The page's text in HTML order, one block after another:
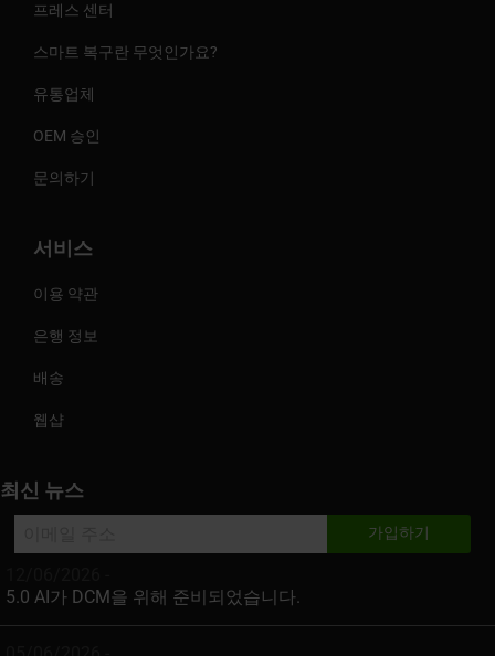
프레스 센터
스마트 복구란 무엇인가요?
유통업체
OEM 승인
문의하기
서비스
이용 약관
은행 정보
배송
웹샵
최신 뉴스
5.0 AI가 DCM을 위해 준비되었습니다.